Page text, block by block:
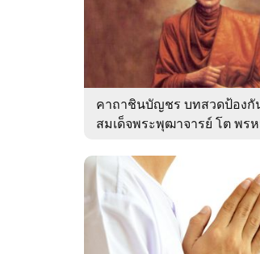
คาถาชินบัญชร บทสวดป้องกั
สมเด็จพระพุฒาจารย์ โต พร